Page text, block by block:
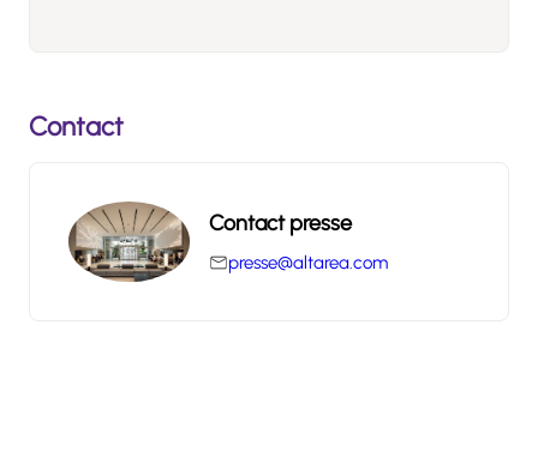
Contact
Contact presse
presse@altarea.com